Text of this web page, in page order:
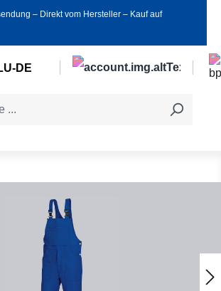
‒ Direkt vom Hersteller ‒ Kauf auf
DE